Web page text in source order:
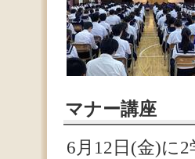
マナー講座
6月12日(金)に